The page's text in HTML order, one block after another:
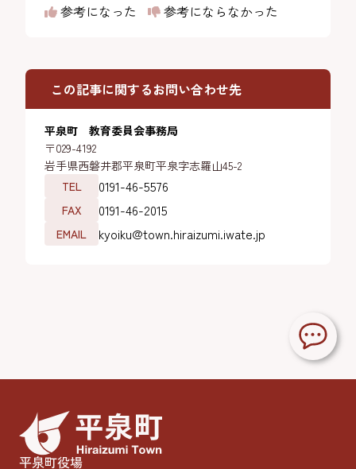
参考になった
参考にならなかった
この記事に関するお問い合わせ先
平泉町 教育委員会事務局
〒029-4192
岩手県西磐井郡平泉町平泉字志羅山45-2
TEL
0191-46-5576
FAX 0191-46-2015
EMAIL kyoiku@town.hiraizumi.iwate.jp
平泉町役場